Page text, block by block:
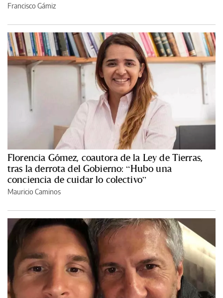
Francisco Gámiz
Florencia Gómez, coautora de la Ley de Tierras,
tras la derrota del Gobierno: “Hubo una
conciencia de cuidar lo colectivo”
Mauricio Caminos